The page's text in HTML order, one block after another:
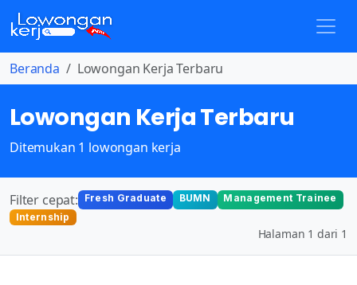
Beranda Lowongan Kerja Terbaru
Lowongan Kerja Terbaru
Ditemukan 1 lowongan kerja
Filter cepat: Fresh Graduate BUMN
Management Trainee
Internship
Halaman 1 dari 1